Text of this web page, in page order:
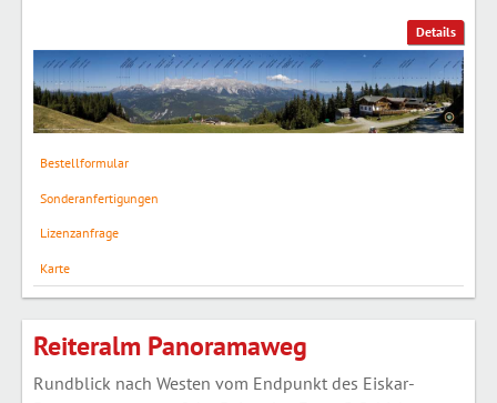
Details
Bestellformular
Sonderanfertigungen
Lizenzanfrage
Karte
Reiteralm Panoramaweg
Rundblick nach Westen vom Endpunkt des Eiskar-